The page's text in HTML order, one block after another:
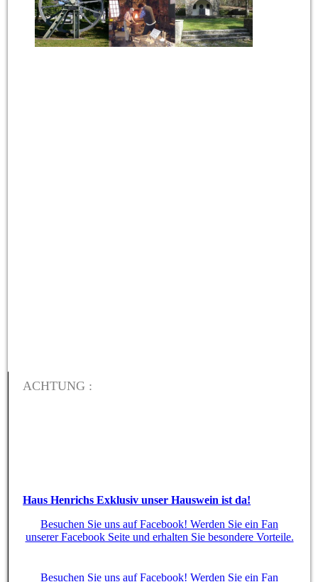
ACHTUNG :
Haus Henrichs Exklusiv unser Hauswein ist da!
Besuchen Sie uns auf Facebook! Werden Sie ein Fan
unserer Facebook Seite und erhalten Sie besondere Vorteile.
Besuchen Sie uns auf Facebook! Werden Sie ein Fan